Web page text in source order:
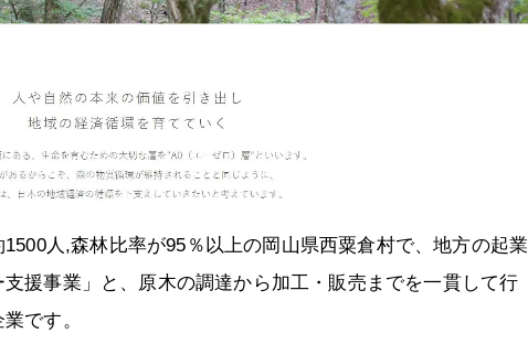
1500人,森林比率が95％以上の岡山県西粟倉村で、地方の起業
援事業」と、原木の調達から加工・販売までを一貫して行
です。